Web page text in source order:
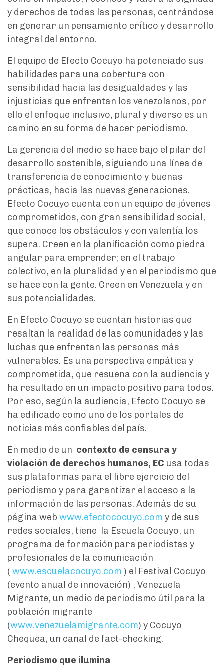
y derechos de todas las personas, centrándose
en generar un pensamiento crítico y desarrollo
integral del entorno.
El equipo de Efecto Cocuyo ha potenciado sus
habilidades para una cobertura con
sensibilidad hacia las desigualdades y las
injusticias que enfrentan los venezolanos, por
ello el enfoque inclusivo, plural y diverso es un
camino en su forma de hacer periodismo.
La gerencia del medio se hace bajo el pilar del
desarrollo sostenible, siguiendo una línea de
transferencia de conocimiento y buenas
prácticas, hacia las nuevas generaciones.
Efecto Cocuyo cuenta con un equipo de jóvenes
comprometidos, con gran sensibilidad social,
que conoce los obstáculos y con valentía los
supera. Creen en la planificación como piedra
angular para emprender; en el trabajo
colectivo, en la pluralidad y en el periodismo que
se hace con la gente. Creen en Venezuela y en
sus potencialidades.
En Efecto Cocuyo se cuentan historias que
resaltan la realidad de las comunidades y las
luchas que enfrentan las personas más
vulnerables. Es una perspectiva empática y
comprometida, que resuena con la audiencia y
ha resultado en un impacto positivo para todos.
Por eso, según la audiencia, Efecto Cocuyo se
ha edificado como uno de los portales de
noticias más confiables del país.
En medio de un contexto de censura y
violación de derechos humanos, EC usa todas
sus plataformas para el libre ejercicio del
periodismo y para garantizar el acceso a la
información de las personas. Además de su
página web www.efectococuyo.com y de sus
redes sociales, tiene la Escuela Cocuyo, un
programa de formación para periodistas y
profesionales de la comunicación
( www.escuelacocuyo.com ) el Festival Cocuyo
(evento anual de innovación) , Venezuela
Migrante, un medio de periodismo útil para la
población migrante
(www.venezuelamigrante.com) y Cocuyo
Chequea, un canal de fact-checking.
Periodismo que ilumina